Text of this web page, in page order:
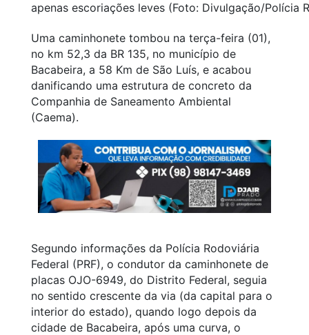
apenas escoriações leves (Foto: Divulgação/Polícia
Uma caminhonete tombou na terça-feira (01),
no km 52,3 da BR 135, no município de
Bacabeira, a 58 Km de São Luís, e acabou
danificando uma estrutura de concreto da
Companhia de Saneamento Ambiental
(Caema).
Segundo informações da Polícia Rodoviária
Federal (PRF), o condutor da caminhonete de
placas OJO-6949, do Distrito Federal, seguia
no sentido crescente da via (da capital para o
interior do estado), quando logo depois da
cidade de Bacabeira, após uma curva, o